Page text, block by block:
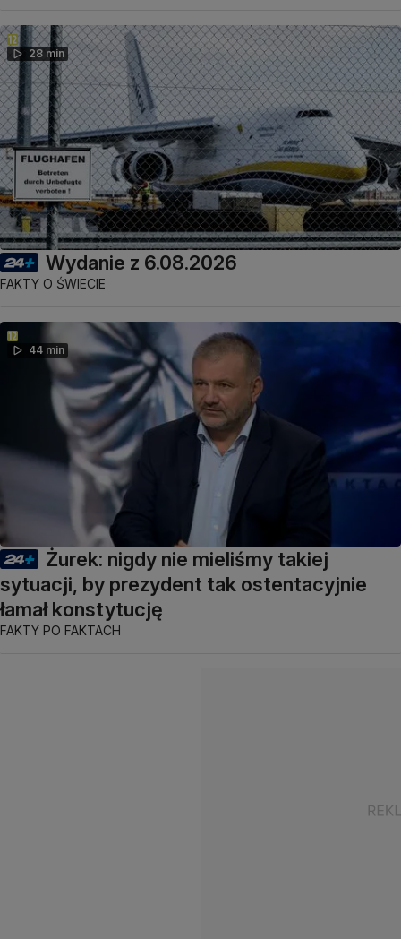
28 min
Wydanie z 6.08.2026
FAKTY O ŚWIECIE
44 min
Żurek: nigdy nie mieliśmy takiej
sytuacji, by prezydent tak ostentacyjnie
łamał konstytucję
FAKTY PO FAKTACH